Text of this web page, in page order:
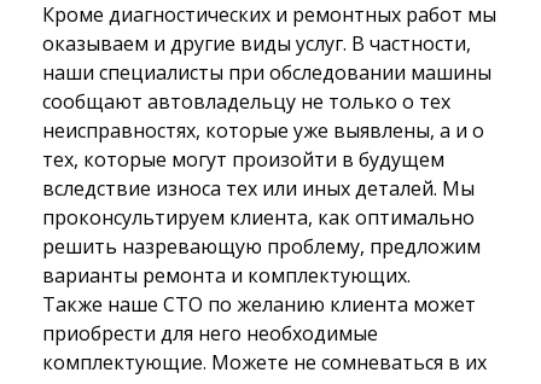
Кроме диагностических и ремонтных работ мы
оказываем и другие виды услуг. В частности,
наши специалисты при обследовании машины
сообщают автовладельцу не только о тех
неисправностях, которые уже выявлены, а и о
тех, которые могут произойти в будущем
вследствие износа тех или иных деталей. Мы
проконсультируем клиента, как оптимально
решить назревающую проблему, предложим
варианты ремонта и комплектующих.
Также наше СТО по желанию клиента может
приобрести для него необходимые
комплектующие. Можете не сомневаться в их